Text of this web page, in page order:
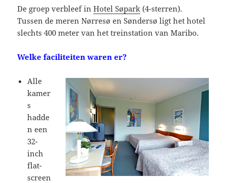
De groep verbleef inHotel Søpark (4-sterren).
Tussen de meren Nørresø en Søndersø ligt het hotel
slechts 400 meter van het treinstation van Maribo.
Welke faciliteiten waren er?
Alle
kamer
s
hadde
n een
32-
inch
flat-
screen